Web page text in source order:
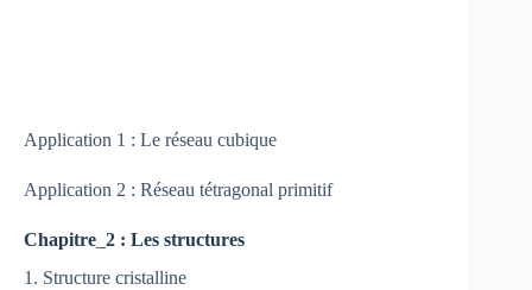
Application 1 : Le réseau cubique
Application 2 : Réseau tétragonal primitif
Chapitre 2 : Les structures
1. Structure cristalline